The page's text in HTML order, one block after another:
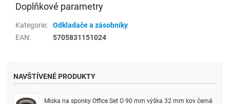
Doplňkové parametry
Kategorie:
Odkladače a zásobníky
EAN: 5705831151024
NAVŠTÍVENÉ PRODUKTY
Miska na sponky Office Set O 90 mm výška 32 mm kov černá